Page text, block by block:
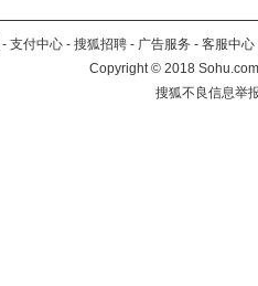
- 支付中心 - 搜狐招聘 - 广告服务 - 客服中心
Copyright©2018
搜狐不良信息举